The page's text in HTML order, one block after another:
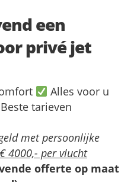
een
privé jet
Alles voor u
Beste tarieven
met persoonlijke
4000,- per vlucht
offerte op maat